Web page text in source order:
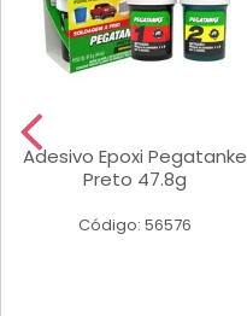
Adesivo Epoxi Pegatanke
Preto 47.8g
Código: 56576